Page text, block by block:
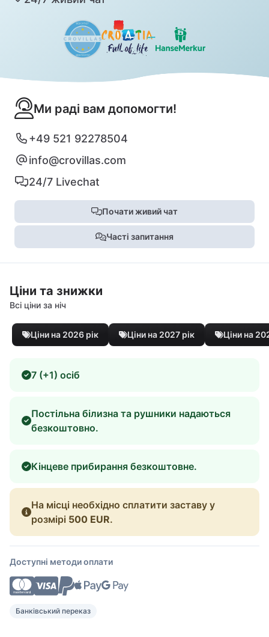
Ми раді вам допомогти!
+49 521 92278504
info@crovillas.com
24/7 Livechat
Почати живий чат
Часті запитання
Ціни та знижки
Всі ціни за ніч
Ціни на 2026 рік Ціни на 2027 рік Ціни на
7 (+1) осіб
Постільна білизна та рушники надаються
безкоштовно.
Кінцеве прибирання безкоштовне.
На місці необхідно сплатити заставу у
розмірі 500 EUR.
Доступні методи оплати
Банківський переказ